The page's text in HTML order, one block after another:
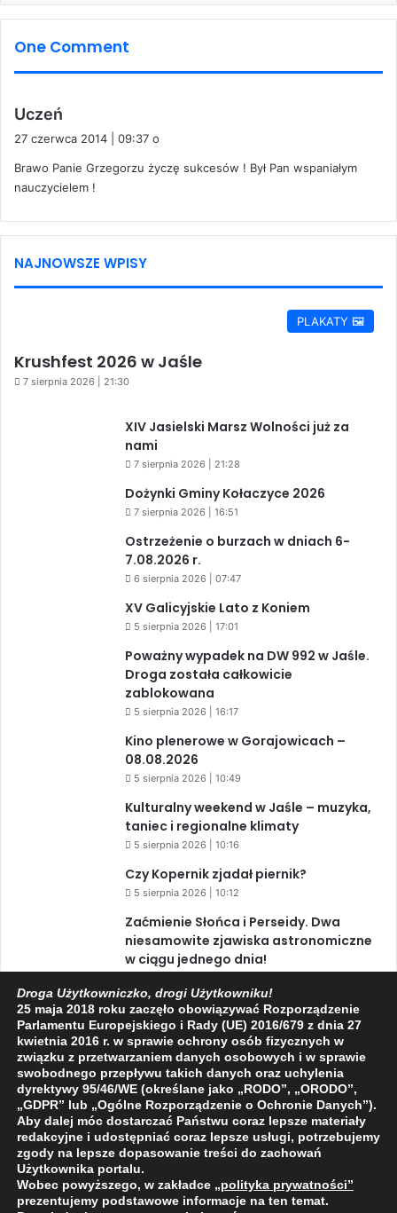
One Comment
Uczeń
z
e
27 czerwca 2014 | 09:37 o
Brawo Panie Grzegorzu życzę sukcesów ! Był Pan wspaniałym
nauczycielem !
NAJNOWSZE WPISY
PLAKATY 🖼️
Krushfest 2026 w Jaśle
7 sierpnia 2026 | 21:30
XIV Jasielski Marsz Wolności już za
nami
7 sierpnia 2026 | 21:28
Dożynki Gminy Kołaczyce 2026
7 sierpnia 2026 | 16:51
Ostrzeżenie o burzach w dniach 6-
7.08.2026 r.
6 sierpnia 2026 | 07:47
XV Galicyjskie Lato z Koniem
5 sierpnia 2026 | 17:01
Poważny wypadek na DW 992 w Jaśle.
Droga została całkowicie
zablokowana
5 sierpnia 2026 | 16:17
Kino plenerowe w Gorajowicach –
08.08.2026
5 sierpnia 2026 | 10:49
Kulturalny weekend w Jaśle – muzyka,
taniec i regionalne klimaty
5 sierpnia 2026 | 10:16
Czy Kopernik zjadał piernik?
5 sierpnia 2026 | 10:12
Zaćmienie Słońca i Perseidy. Dwa
niesamowite zjawiska astronomiczne
w ciągu jednego dnia!
Facebook
X YouTube
2009 - 2026 © Wszelkie prawa zastrzeżone
O NAS
REDAKCJA
Droga Użytkowniczko, drogi Użytkowniku!
25 maja 2018 roku zaczęło obowiązywać Rozporządzenie
Parlamentu Europejskiego i Rady (UE) 2016/679 z dnia 27
kwietnia 2016 r. w sprawie ochrony osób fizycznych w
związku z przetwarzaniem danych osobowych i w sprawie
swobodnego przepływu takich danych oraz uchylenia
dyrektywy 95/46/WE (określane jako „RODO”, „ORODO”,
„GDPR” lub „Ogólne Rozporządzenie o Ochronie Danych”).
Aby dalej móc dostarczać Państwu coraz lepsze materiały
redakcyjne i udostępniać coraz lepsze usługi, potrzebujemy
zgody na lepsze dopasowanie treści do zachowań
Użytkownika portalu.
Wobec powyższego, w zakładce „polityka prywatności”
prezentujemy podstawowe informacje na ten temat.